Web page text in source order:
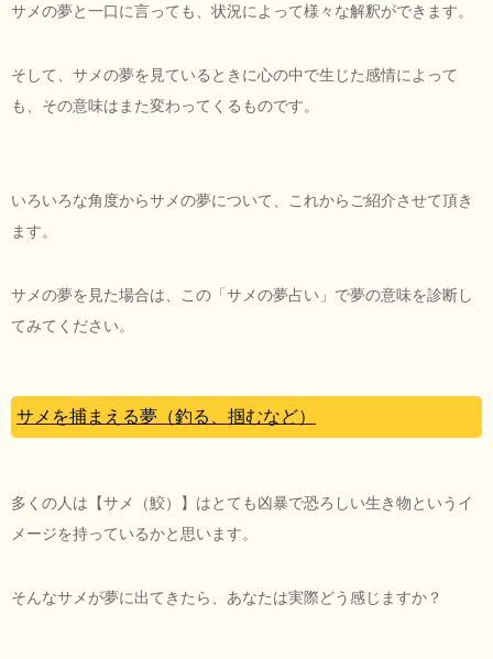
サメの夢と一口に言っても、状況によって様々な解釈ができます。
そして、サメの夢を見ているときに心の中で生じた感情によって
も、その意味はまた変わってくるものです。
いろいろな角度からサメの夢について、これからご紹介させて頂き
ます。
サメの夢を見た場合は、この「サメの夢占い」で夢の意味を診断し
てみてください。
サメを捕まえる夢（釣る、掴むなど）
多くの人は【サメ（鮫）】はとても凶暴で恐ろしい生き物というイ
メージを持っているかと思います。
そんなサメが夢に出てきたら、あなたは実際どう感じますか？